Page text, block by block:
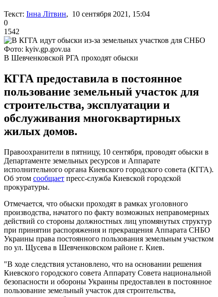
Текст: Інна Літвин, 10 сентября 2021, 15:04
0
1542
Фото: kyiv.gp.gov.ua
В Шевченковской РГА проходят обыски
КГГА предоставила в постоянное
пользование земельный участок для
строительства, эксплуатации и
обслуживания многоквартирных
жилых домов.
Правоохранители в пятницу, 10 сентября, проводят обыски в
Департаменте земельных ресурсов и Аппарате
исполнительного органа Киевского городского совета (КГГА).
Об этом сообщает пресс-служба Киевской городской
прокуратуры.
Отмечается, что обыски проходят в рамках уголовного
производства, начатого по факту возможных неправомерных
действий со стороны должностных лиц упомянутых структур
при принятии распоряжения и прекращения Аппарата СНБО
Украины права постоянного пользования земельным участком
по ул. Щусева в Шевченковском районе г. Киев.
"В ходе следствия установлено, что на основании решения
Киевского городского совета Аппарату Совета национальной
безопасности и обороны Украины предоставлен в постоянное
пользование земельный участок для строительства,